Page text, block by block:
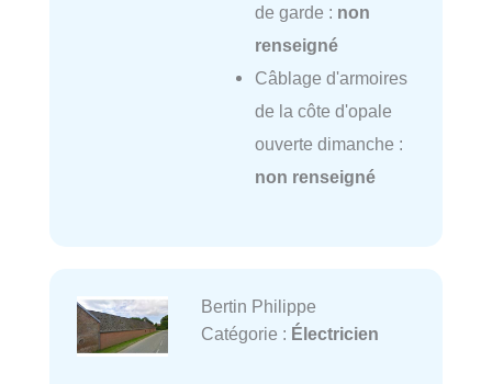
de garde : non
renseigné
Câblage d'armoires
de la côte d'opale
ouverte dimanche :
non renseigné
Bertin Philippe
Catégorie : Électricien